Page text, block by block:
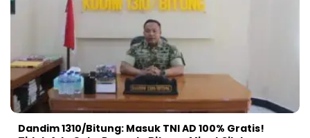
Dandim 1310/Bitung: Masuk TNI AD 100% Gratis!